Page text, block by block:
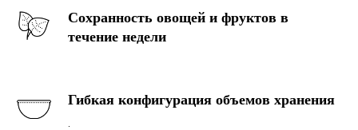
Сохранность овощей и фруктов в
течение недели
Гибкая конфигурация объемов хранения
.